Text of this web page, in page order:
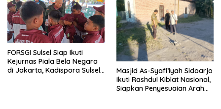
FORSGI Sulsel Siap Ikuti
Kejurnas Piala Bela Negara
di Jakarta, Kadispora Sulsel
Masjid As-Syafi’iyah Sidoarjo
Ikuti Rashdul Kiblat Nasional,
Siapkan Penyesuaian Arah